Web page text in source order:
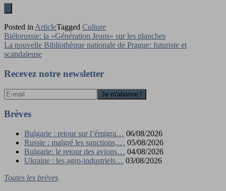
Posted in ArticleTagged Culture
Navigation
de
Biélorussie: la «Génération Jeans» sur les planches
La nouvelle Bibliothèque nationale de Prague: futuriste et
scandaleuse
Recevez notre newsletter
Brèves
Bulgarie : retour sur l’émigra… 06/08/2026
Russie : malgré les sanctions,… 05/08/2026
Bulgarie: le retour des avions… 04/08/2026
Ukraine : les agro-industriels… 03/08/2026
Toutes les brèves